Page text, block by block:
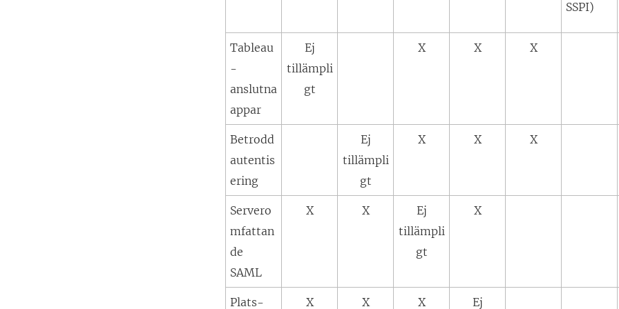
SSPI)
Tableau
-
anslutna
appar
Ej
tillämpli
gt
X X X
Betrodd
autentis
ering
Ej
tillämpli
gt
X X X
Servero
mfattan
de
SAML
X X
Ej
tillämpli
gt
X
Plats- X X X Ej